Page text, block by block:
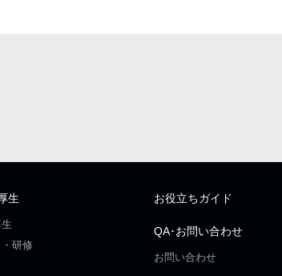
生
研修
お役立ちガイド
QA･お問い合わせ
お問い合わせ